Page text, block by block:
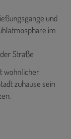
und
im
Straße
wohnlicher
zuhause sein